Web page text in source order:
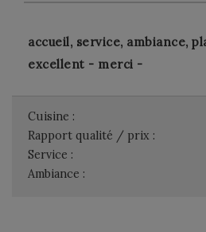
accueil, service, ambiance,
excellent - merci -
Cuisine :
Rapport qualité / prix :
Service :
Ambiance :